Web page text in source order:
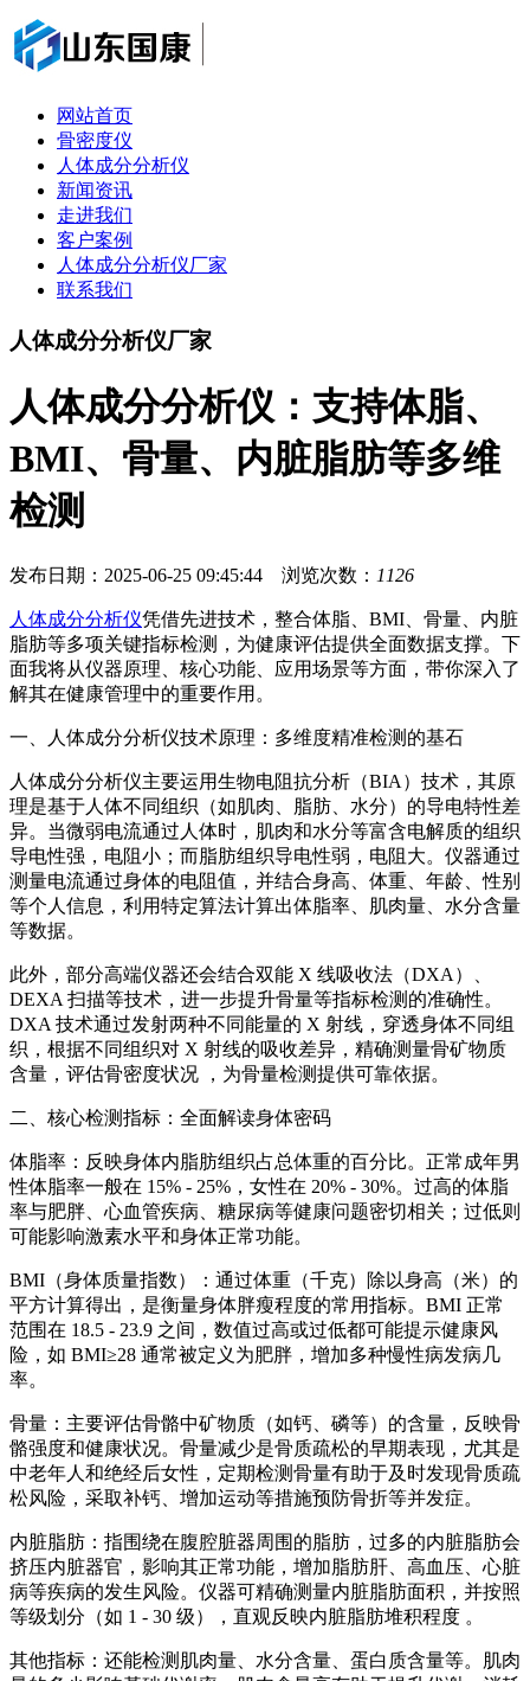
网站首页
骨密度仪
人体成分分析仪
新闻资讯
走进我们
客户案例
人体成分分析仪厂家
联系我们
人体成分分析仪厂家
人体成分分析仪：支持体脂、
BMI、骨量、内脏脂肪等多维
检测
发布日期：2025-06-25 09:45:44 浏览次数： 1126
人体成分分析仪凭借先进技术，整合体脂、BMI、骨量、内脏
脂肪等多项关键指标检测，为健康评估提供全面数据支撑。下
面我将从仪器原理、核心功能、应用场景等方面，带你深入了
解其在健康管理中的重要作用。
一、 人体成分分析仪技术原理：多维度精准检测的基石
人体成分分析仪主要运用生物电阻抗分析（BIA）技术，其原
理是基于人体不同组织（如肌肉、脂肪、水分）的导电特性差
异。当微弱电流通过人体时，肌肉和水分等富含电解质的组织
导电性强，电阻小；而脂肪组织导电性弱，电阻大。仪器通过
测量电流通过身体的电阻值，并结合身高、体重、年龄、性别
等个人信息，利用特定算法计算出体脂率、肌肉量、水分含量
等数据。
此外，部分高端仪器还会结合双能 X 线吸收法（DXA）、
DEXA 扫描等技术，进一步提升骨量等指标检测的准确性。
DXA 技术通过发射两种不同能量的 X 射线，穿透身体不同组
织，根据不同组织对 X 射线的吸收差异，精确测量骨矿物质
含量，评估骨密度状况 ，为骨量检测提供可靠依据。
二、核心检测指标：全面解读身体密码
体脂率：反映身体内脂肪组织占总体重的百分比。正常成年男
性体脂率一般在 15% - 25%，女性在 20% - 30%。过高的体脂
率与肥胖、心血管疾病、糖尿病等健康问题密切相关；过低则
可能影响激素水平和身体正常功能。
BMI（身体质量指数）：通过体重（千克）除以身高（米）的
平方计算得出，是衡量身体胖瘦程度的常用指标。BMI 正常
范围在 18.5 - 23.9 之间，数值过高或过低都可能提示健康风
险，如 BMI≥28 通常被定义为肥胖，增加多种慢性病发病几
率。
骨量：主要评估骨骼中矿物质（如钙、磷等）的含量，反映骨
骼强度和健康状况。骨量减少是骨质疏松的早期表现，尤其是
中老年人和绝经后女性，定期检测骨量有助于及时发现骨质疏
松风险，采取补钙、增加运动等措施预防骨折等并发症。
内脏脂肪：指围绕在腹腔脏器周围的脂肪，过多的内脏脂肪会
挤压内脏器官，影响其正常功能，增加脂肪肝、高血压、心脏
病等疾病的发生风险。仪器可精确测量内脏脂肪面积，并按照
等级划分（如 1 - 30 级），直观反映内脏脂肪堆积程度 。
其他指标：还能检测肌肉量、水分含量、蛋白质含量等。肌肉